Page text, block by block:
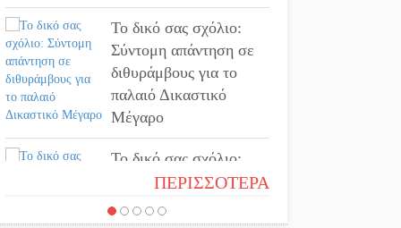
που φύτρωσε από μια
ξεχασμένη προφητεία
Κλήρωσε για τον
Αστέρα Βλαχιώτη στη
Γ’ Εθνική
τον χαμό της 29χρονης
Το δικό σας σχόλιο:
Σύντομη απάντηση σε
διθυράμβους για το
παλαιό Δικαστικό
Μέγαρο
Το δικό σας σχόλιο:
Ιερή απόφαση
ΠΕΡΙΣΣΟΤΕΡΑ